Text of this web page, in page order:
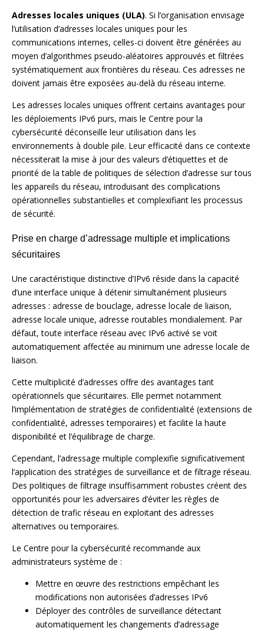
Adresses locales uniques (ULA). Si l’organisation envisage
l’utilisation d’adresses locales uniques pour les
communications internes, celles-ci doivent être générées au
moyen d’algorithmes pseudo-aléatoires approuvés et filtrées
systématiquement aux frontières du réseau. Ces adresses ne
doivent jamais être exposées au-delà du réseau interne.
Les adresses locales uniques offrent certains avantages pour
les déploiements IPv6 purs, mais le Centre pour la
cybersécurité déconseille leur utilisation dans les
environnements à double pile. Leur efficacité dans ce contexte
nécessiterait la mise à jour des valeurs d’étiquettes et de
priorité de la table de politiques de sélection d’adresse sur tous
les appareils du réseau, introduisant des complications
opérationnelles substantielles et complexifiant les processus
de sécurité.
Prise en charge d’adressage multiple et implications
sécuritaires
Une caractéristique distinctive d’IPv6 réside dans la capacité
d’une interface unique à détenir simultanément plusieurs
adresses : adresse de bouclage, adresse locale de liaison,
adresse locale unique, adresse routables mondialement. Par
défaut, toute interface réseau avec IPv6 activé se voit
automatiquement affectée au minimum une adresse locale de
liaison.
Cette multiplicité d’adresses offre des avantages tant
opérationnels que sécuritaires. Elle permet notamment
l’implémentation de stratégies de confidentialité (extensions de
confidentialité, adresses temporaires) et facilite la haute
disponibilité et l’équilibrage de charge.
Cependant, l’adressage multiple complexifie significativement
l’application des stratégies de surveillance et de filtrage réseau.
Des politiques de filtrage insuffisamment robustes créent des
opportunités pour les adversaires d’éviter les règles de
détection de trafic réseau en exploitant des adresses
alternatives ou temporaires.
Le Centre pour la cybersécurité recommande aux
administrateurs système de :
Mettre en œuvre des restrictions empêchant les
modifications non autorisées d’adresses IPv6
Déployer des contrôles de surveillance détectant
automatiquement les changements d’adressage